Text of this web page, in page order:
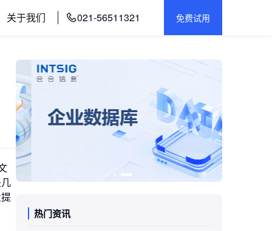
关于我们 021-56511321 免费试用
热门资讯